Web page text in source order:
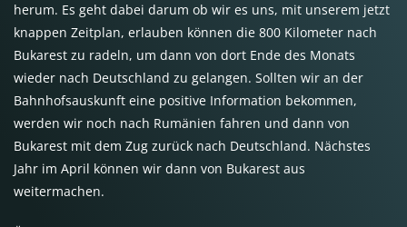
herum. Es geht dabei darum ob wir es uns, mit unserem jetzt
knappen Zeitplan, erlauben können die 800 Kilometer nach
Bukarest zu radeln, um dann von dort Ende des Monats
wieder nach Deutschland zu gelangen. Sollten wir an der
Bahnhofsauskunft eine positive Information bekommen,
werden wir noch nach Rumänien fahren und dann von
Bukarest mit dem Zug zurück nach Deutschland. Nächstes
Jahr im April können wir dann von Bukarest aus
weitermachen.